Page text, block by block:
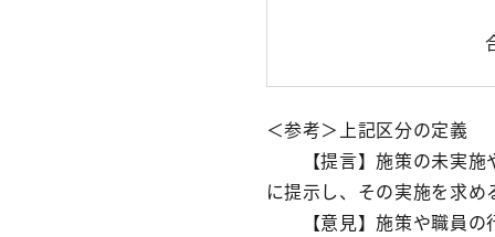
＜参考＞上記区分の定義
【提言】施策の未実施
に提示し、その実施を求め
【意見】施策や職員の